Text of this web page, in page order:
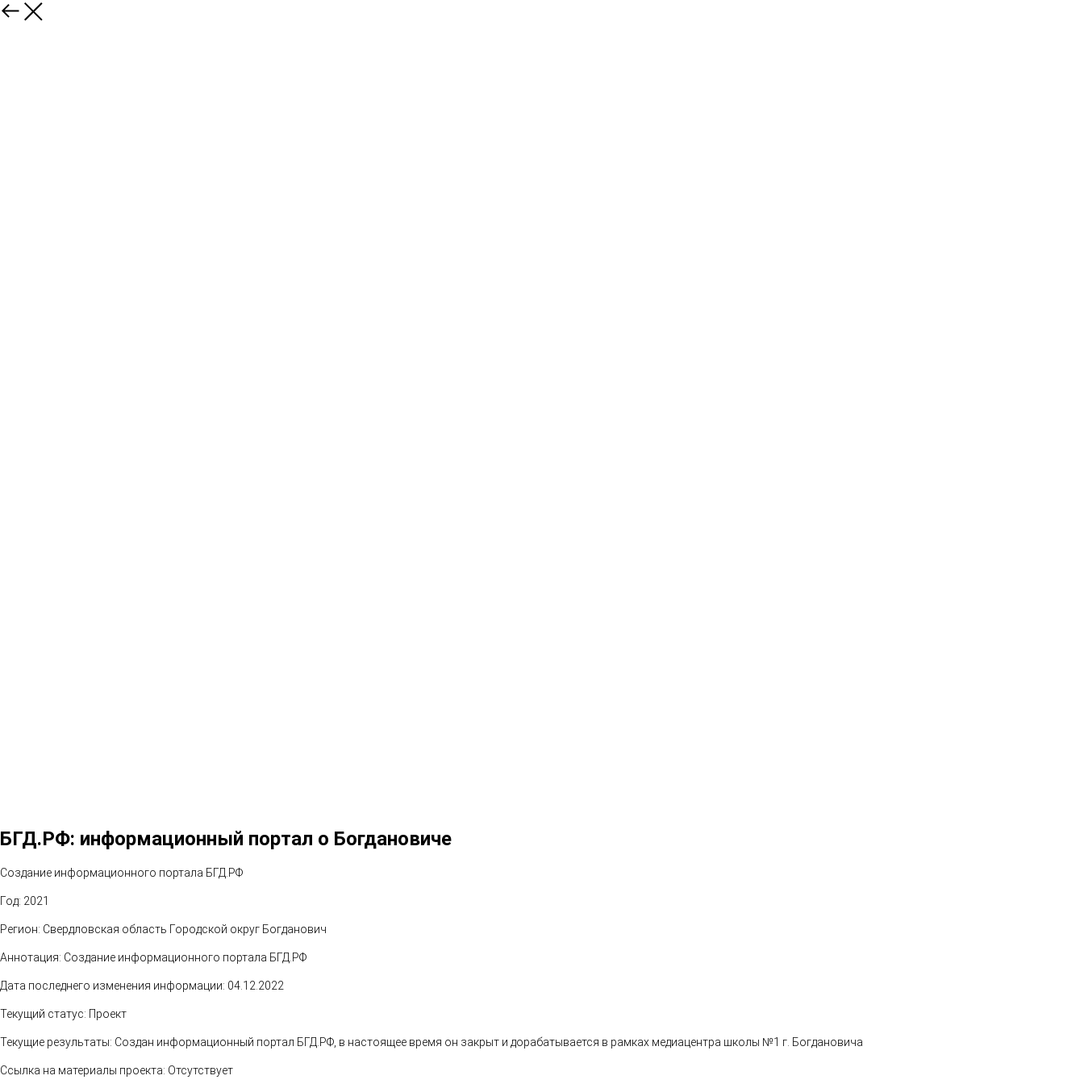
БГД.РФ: информационный портал о Богдановиче
Создание информационного портала БГД.РФ
Год: 2021
Регион: Свердловская область Городской округ Богданович
Аннотация: Создание информационного портала БГД.РФ
Дата последнего изменения информации: 04.12.2022
Текущий статус: Проект
Текущие результаты: Создан информационный портал БГД.РФ, в настоящее время он закрыт и дорабатывается в рамках медиацентра школы №1 г. Богдановича
Ссылка на материалы проекта: Отсутствует